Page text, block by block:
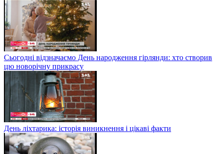
Сьогодні відзначаємо День народження гірлянди: хто створив
цю новорічну прикрасу
День ліхтарика: історія виникнення і цікаві факти